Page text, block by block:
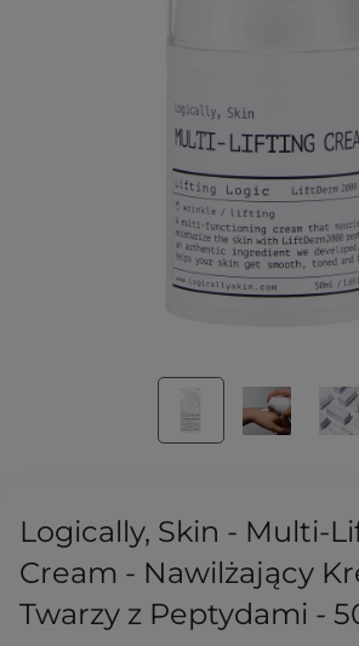
Logically, Skin - Multi-
Cream - Nawilżający
Twarzy z Peptydami -